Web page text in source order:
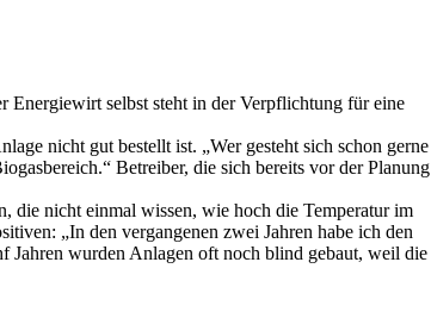
selbst steht in der Verpflichtung für eine
nicht gut bestellt ist. „Wer gesteht sich schon gerne
Betreiber, die sich bereits vor der Planung
die nicht einmal wissen, wie hoch die Temperatur im
„In den vergangenen zwei Jahren habe ich den
Jahren wurden Anlagen oft noch blind gebaut, weil die